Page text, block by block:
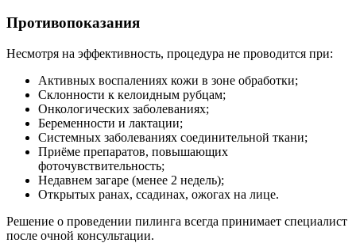
Противопоказания
Несмотря на эффективность, процедура не проводится при:
Активных воспалениях кожи в зоне обработки;
Склонности к келоидным рубцам;
Онкологических заболеваниях;
Беременности и лактации;
Системных заболеваниях соединительной ткани;
Приёме препаратов, повышающих
фоточувствительность;
Недавнем загаре (менее 2 недель);
Открытых ранах, ссадинах, ожогах на лице.
Решение о проведении пилинга всегда принимает специалист
после очной консультации.